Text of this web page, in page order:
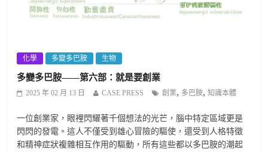
化學 多變多巴胺 生物
多變多巴胺——第六部：就是要創業
2025 年 02 月 13 日 CASE PRESS 創業, 多巴胺,知識本體
一位創業家，眼裡閃耀著千個想法的光芒，腦中特定區域更是
閃閃的發電。這人不僅受到雄心冒險的驅使，還受到人格特徵
和精神症狀複雜相互作用的驅動，所有這些都以多巴胺的潮起